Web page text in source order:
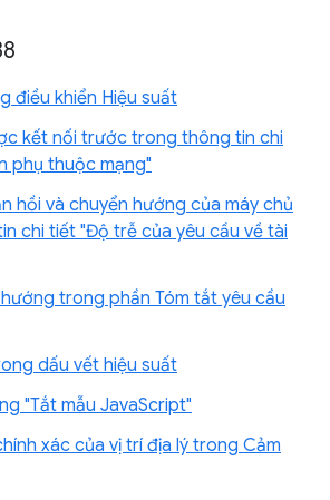
điều khiển Hiệu suất
kết nối trước trong thông tin chi
phụ thuộc mạng"
hồi và chuyển hướng của máy chủ
chi tiết "Độ trễ của yêu cầu về tài
trong phần Tóm tắt yêu cầu
dấu vết hiệu suất
"Tắt mẫu JavaScript"
xác của vị trí địa lý trong Cảm